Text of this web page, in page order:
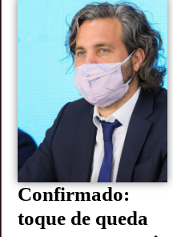
Confirmado:
toque de queda